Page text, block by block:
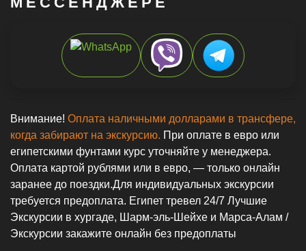
Встреча в аэропорту️
Без предоплаты
Семейные Экскурсии
Морские Экскурсии
>Услуги и доставка
>Экскурсии в Хургаде
>Экскурсии в Марса-Аламе